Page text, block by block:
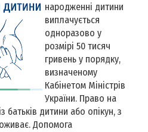
народженні дитини
виплачується
одноразово у
розмірі 50 тисяч
гривень у порядку,
визначеному
Кабінетом Міністрів
України. Право на
батьків дитини або опікун, з
Допомога